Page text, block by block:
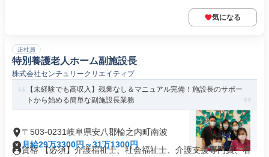
気になる
正社員
特別養護老人ホーム副施設長
株式会社センチュリークリエイティブ
【未経験でも高収入】残業なし＆マニュアル完備！施設長のサポー
トから始める簡単な副施設長業務
〒503-0231岐阜県安八郡輪之内町南波
月給29万3300円～31万1300円
資格 【必須】介護福祉士、社会福祉士、介護支援専門員、看